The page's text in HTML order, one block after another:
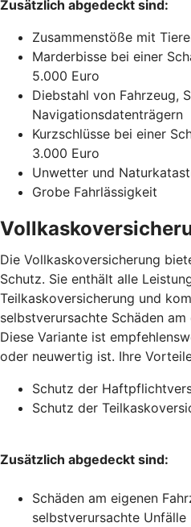
Zusätzlich abgedeckt sind:
Zusammenstöße mit
Marderbisse bei einer
5.000 Euro
Diebstahl von Fahrzeug,
Navigationsdatenträgern
Kurzschlüsse bei einer
3.000 Euro
Unwetter und
Grobe Fahrlässigkeit
Die Vollkaskoversicherung
Schutz. Sie enthält alle
Teilkaskoversicherung und
selbstverursachte Schäden
Diese Variante ist
oder neuwertig ist. Ihre
Schutz der
Schutz der
Zusätzlich abgedeckt sind:
Schäden am eigenen
selbstverursachte Unfälle